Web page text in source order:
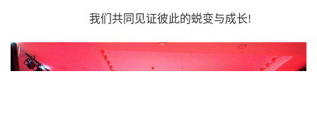
我们共同见证彼此的蜕变与成长!